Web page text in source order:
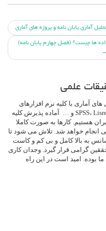
آماری پایان نامه و پروژه های آماری
ها چیست؟ (فصل چهارم پایان نامه)
علمی
آماری با کلیه نرم افزارهای
آماری SPSS، Lisrel، Smart PLS، Amos، Expert Choice و … آماده پذیرش کلیه
هستیم. کارها به صورت کاملا
انجام خواهد شد. تلاش می شود تا
به بالا کامل و بی کم و کاست
گرامی قرار گیرد. وجدان کاری
بوده. امید است در این راه